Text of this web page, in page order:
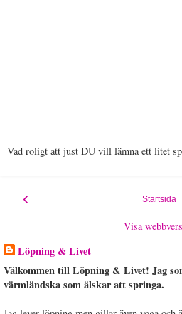
Vad roligt att just DU vill lämna ett litet
‹ Startsida
Visa
Löpning & Livet
Välkommen till Löpning & Livet! Jag
värmländska som älskar att springa.